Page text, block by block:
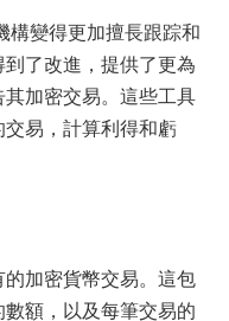
構變得更加擅長跟踪和
了改進，提供了更為
加密交易。這些工具
易，計算利得和虧
加密貨幣交易。這包
額，以及每筆交易的